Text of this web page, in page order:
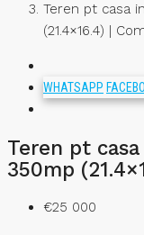
Teren pt casa
(21.4×16.4) |
WHATSAPP
Teren pt
350mp
€25 000